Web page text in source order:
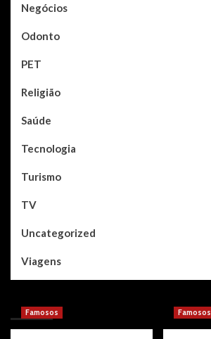
Negócios
Odonto
PET
Religião
Saúde
Tecnologia
Turismo
TV
Uncategorized
Viagens
You may have missed
Famosos Famosos